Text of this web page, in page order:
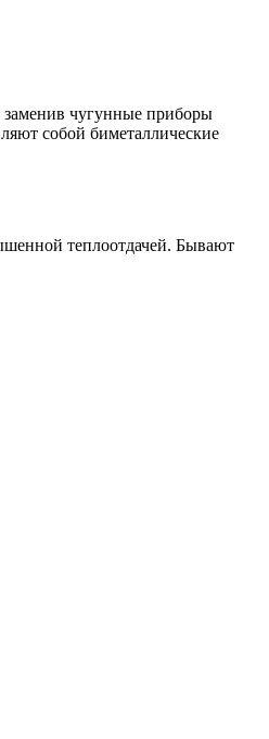
заменив чугунные приборы
собой биметаллические
теплоотдачей. Бывают